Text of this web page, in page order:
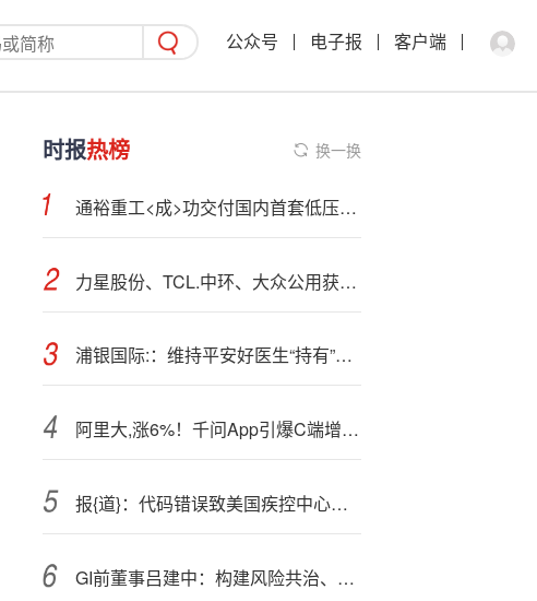
公众号 电子报 客户端
时报热榜 换一换
通裕重工<成>功交付国内首套低压内缸铸钢件
力星股份、TCL.中环、大众公用获量化资金净买入较多！
浦银国际:：维持平安好医生“持有”评级 目标价14.0港元
阿里大,涨6%！千问App引爆C端增长，打开阿里估值新空间？
报{道}：代码错误致美国疾控中心关键部门员工遭误裁
GI前董事吕建中：构建风险共治、价值共创、标准共建、平台共搭、资源共享的ESG生态圈